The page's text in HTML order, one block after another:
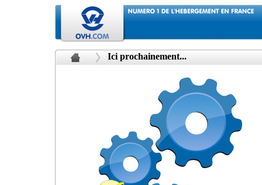
Ici prochainement...